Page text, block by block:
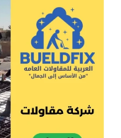
الدمام
والخبر